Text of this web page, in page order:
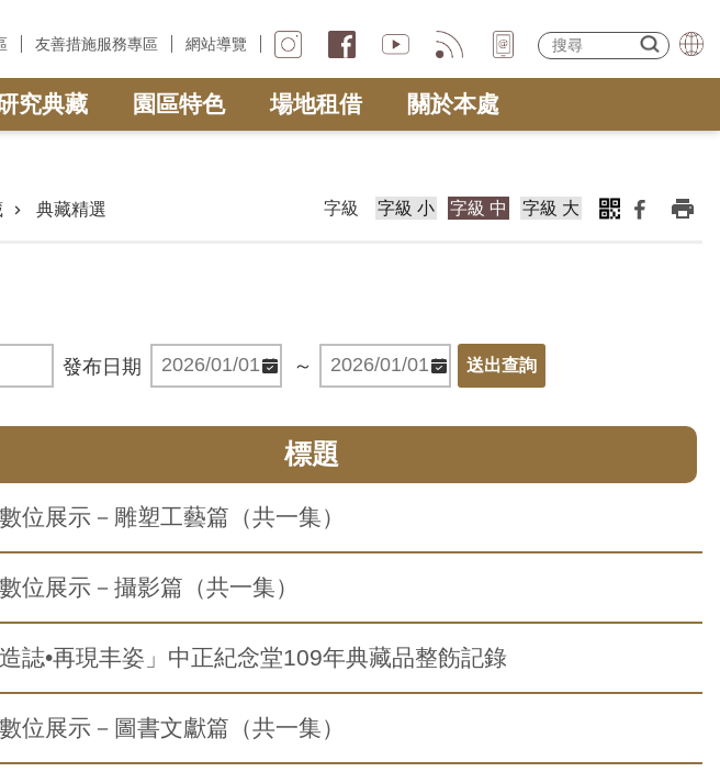
友善措施服務專區 網站導覽
究典藏 園區特色 場地租借 關於本處
典藏精選 字級 字級 小 字級 中 字級 大
發布日期 ～
標題
位展示－雕塑工藝篇（共一集）
位展示－攝影篇（共一集）
造誌•再現丰姿」中正紀念堂109年典藏品整飭記錄
位展示－圖書文獻篇（共一集）